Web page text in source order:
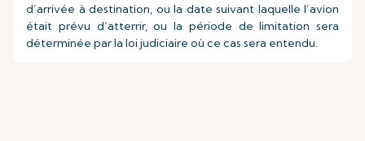
d’arrivée à destination, ou la date suivant laquelle l’avion
était prévu d’atterrir, ou la période de limitation sera
déterminée par la loi judiciaire où ce cas sera entendu.